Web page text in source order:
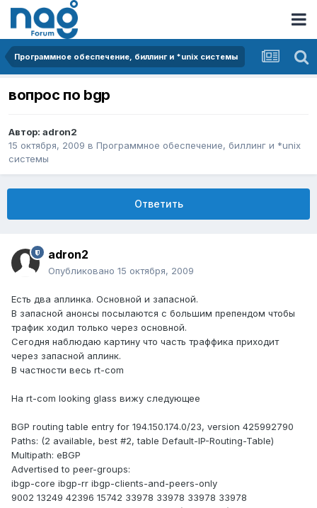
Программное обеспечение, биллинг и *unix системы
вопрос по bgp
Автор: adron2
15 октября, 2009 в Программное обеспечение, биллинг и *unix
системы
Ответить
adron2
Опубликовано 15 октября, 2009
Есть два аплинка. Основной и запасной.
В запасной анонсы посылаются с большим препендом чтобы
трафик ходил только через основной.
Сегодня наблюдаю картину что часть траффика приходит
через запасной аплинк.
В частности весь rt-com
На rt-com looking glass вижу следующее
BGP routing table entry for 194.150.174.0/23, version 425992790
Paths: (2 available, best #2, table Default-IP-Routing-Table)
Multipath: eBGP
Advertised to peer-groups:
ibgp-core ibgp-rr ibgp-clients-and-peers-only
9002 13249 42396 15742 33978 33978 33978 33978